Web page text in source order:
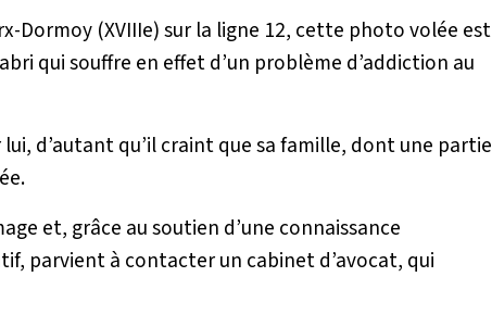
Dormoy (XVIIIe) sur la ligne 12, cette photo volée est
qui souffre en effet d’un problème d’addiction au
d’autant qu’il craint que sa famille, dont une partie
et, grâce au soutien d’une connaissance
parvient à contacter un cabinet d’avocat, qui